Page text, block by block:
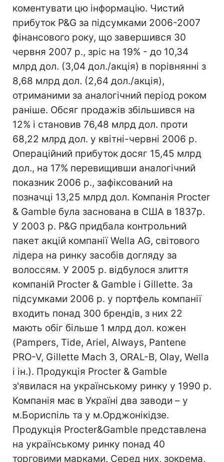
коментувати цю інформацію. Чистий
прибуток P&G за підсумками 2006-2007
фінансового року, що завершився 30
червня 2007 р., зріс на 19% - до 10,34
млрд дол. (3,04 дол./акція) в порівнянні з
8,68 млрд дол. (2,64 дол./акція),
отриманими за аналогічний період роком
раніше. Обсяг продажів збільшився на
12% і становив 76,48 млрд дол. проти
68,22 млрд дол. у квітні-червні 2006 р.
Операційний прибуток досяг 15,45 млрд
дол., на 17% перевищивши аналогічний
показник 2006 р., зафіксований на
позначці 13,25 млрд дол. Компанія Procter
& Gamble була заснована в США в 1837р.
У 2003 р. P&G придбала контрольний
пакет акцій компанії Wella AG, світового
лідера на ринку засобів догляду за
волоссям. У 2005 р. відбулося злиття
компаній Procter & Gamble і Gillette. За
підсумками 2006 р. у портфель компанії
входить понад 300 брендів, з них 22
мають обіг більше 1 млрд дол. кожен
(Pampers, Tide, Ariel, Always, Pantene
PRO-V, Gillette Mach 3, ORAL-B, Olay, Wella
і ін.). Продукція Procter & Gamble
з'явилася на українському ринку у 1990 р.
Компанія має в Україні два заводи – у
м.Бориспіль та у м.Орджонікідзе.
Продукція Procter&Gamble представлена
на українському ринку понад 40
торговими марками. Серед них, зокрема,